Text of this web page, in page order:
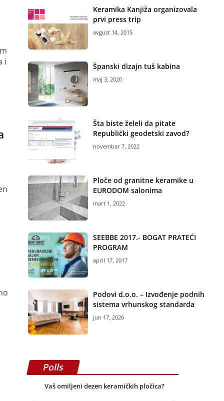
i
Keramika Kanjiža organizovala
prvi press trip
avgust 14, 2015
Španski dizajn tuš kabina
maj 3, 2020
Šta biste želeli da pitate
Republički geodetski zavod?
novembar 7, 2022
Ploče od granitne keramike u
EURODOM salonima
mart 1, 2022
SEEBBE 2017.- BOGAT PRATEĆI
PROGRAM
april 17, 2017
Podovi d.o.o. – Izvođenje podnih
sistema vrhunskog standarda
jun 17, 2026
Polls
Vaš omiljeni dezen keramičkih pločica?